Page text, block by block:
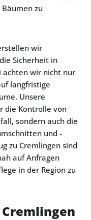
zu
wir
Sicherheit in
achten wir nicht nur
langfristige
Unsere
die Kontrolle von
sondern auch die
und -
zu Cremlingen sind
auf Anfragen
in der Region zu